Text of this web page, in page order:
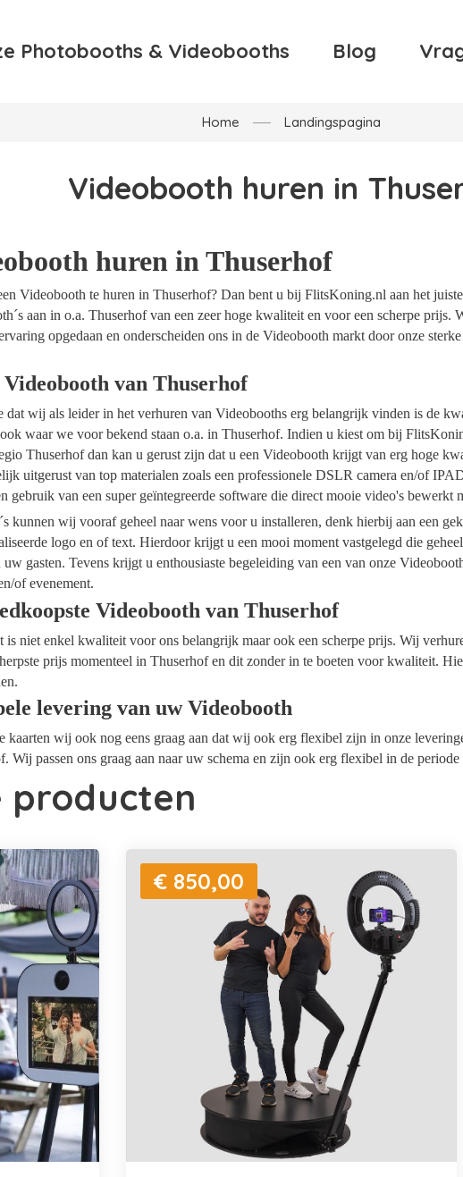
Photobooths & Videobooths Blog
Home Landingspagina
Videobooth huren in
huren in Thuserhof
Videobooth te huren in Thuserhof? Dan bent u bij FlitsKoning.nl aan het
aan in o.a. Thuserhof van een zeer hoge kwaliteit en voor een scherpe prijs.
opgedaan en onderscheiden ons in de Videobooth markt door onze
Videobooth van Thuserhof
dat wij als leider in het verhuren van Videobooths erg belangrijk vinden is de
waar we voor bekend staan o.a. in Thuserhof. Indien u kiest om bij
Thuserhof dan kan u gerust zijn dat u een Videobooth krijgt van erg hoge
uitgerust van top materialen zoals een professionele DSLR camera en/of
gebruik van een super geïntegreerde software die direct mooie video's bewerkt
kunnen wij vooraf geheel naar wens voor u installeren, denk hierbij aan een
logo en of text. Hierdoor krijgt u een mooi moment vastgelegd die
gasten. Tevens krijgt u enthousiaste begeleiding van een van onze
of evenement.
Videobooth van Thuserhof
is niet enkel kwaliteit voor ons belangrijk maar ook een scherpe prijs. Wij
prijs momenteel in Thuserhof en dit zonder in te boeten voor kwaliteit.
levering van uw Videobooth
kaarten wij ook nog eens graag aan dat wij ook erg flexibel zijn in onze
Wij passen ons graag aan naar uw schema en zijn ook erg flexibel in de periode
producten
€ 850,00